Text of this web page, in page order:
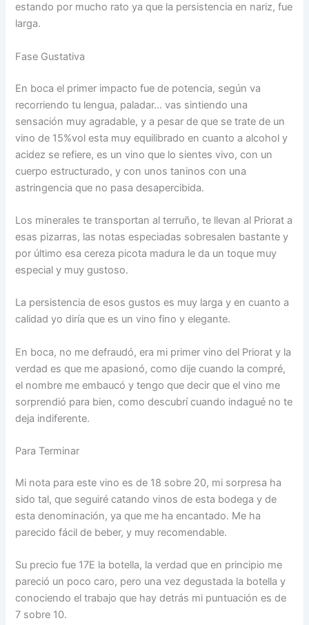
estando por mucho rato ya que la persistencia en nariz, fue
larga.
Fase Gustativa
En boca el primer impacto fue de potencia, según va
recorriendo tu lengua, paladar… vas sintiendo una
sensación muy agradable, y a pesar de que se trate de un
vino de 15%vol esta muy equilibrado en cuanto a alcohol y
acidez se refiere, es un vino que lo sientes vivo, con un
cuerpo estructurado, y con unos taninos con una
astringencia que no pasa desapercibida.
Los minerales te transportan al terruño, te llevan al Priorat a
esas pizarras, las notas especiadas sobresalen bastante y
por último esa cereza picota madura le da un toque muy
especial y muy gustoso.
La persistencia de esos gustos es muy larga y en cuanto a
calidad yo diría que es un vino fino y elegante.
En boca, no me defraudó, era mi primer vino del Priorat y la
verdad es que me apasionó, como dije cuando la compré,
el nombre me embaucó y tengo que decir que el vino me
sorprendió para bien, como descubrí cuando indagué no te
deja indiferente.
Para Terminar
Mi nota para este vino es de 18 sobre 20, mi sorpresa ha
sido tal, que seguiré catando vinos de esta bodega y de
esta denominación, ya que me ha encantado. Me ha
parecido fácil de beber, y muy recomendable.
Su precio fue 17E la botella, la verdad que en principio me
pareció un poco caro, pero una vez degustada la botella y
conociendo el trabajo que hay detrás mi puntuación es de
7 sobre 10.